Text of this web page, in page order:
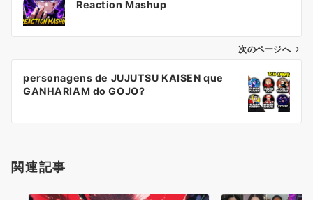
ビ
ン
Reaction Mashup
次のページへ
personagens de JUJUTSU KAISEN que
GANHARIAM do GOJO?
関連記事